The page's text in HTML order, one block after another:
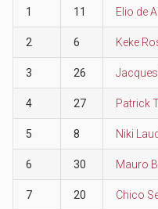
1 11 Elio de
2 6 Keke
3 26
4 27 Patrick
5 8 Niki
6 30 Mauro
7 20 Chico